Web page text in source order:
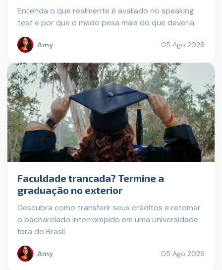
Entenda o que realmente é avaliado no speaking
test e por que o medo pesa mais do que deveria.
Amy 05 Ago 2026
Faculdade trancada? Termine a
graduação no exterior
Descubra como transferir seus créditos e retomar
o bacharelado interrompido em uma universidade
fora do Brasil.
Amy 05 Ago 2026